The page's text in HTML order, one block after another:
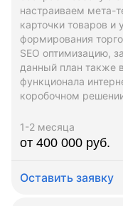
настраиваем мета-
карточки товаров и
формирования
SEO оптимизацию,
данный план также
функционала
коробочном
1-2 месяца
от 400 000 руб.
Оставить заявку